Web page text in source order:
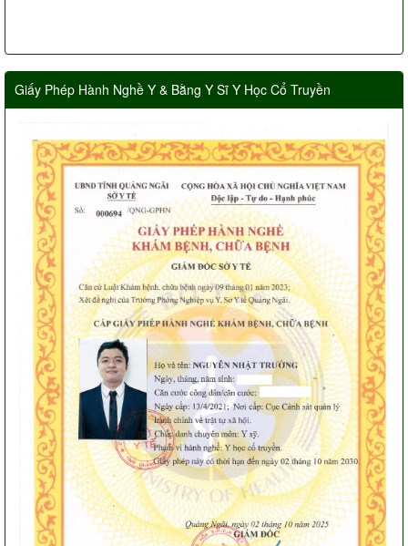
Giấy Phép Hành Nghề Y & Bằng Y Sĩ Y Học Cổ Truyền